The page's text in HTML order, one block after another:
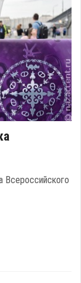
Всероссийского